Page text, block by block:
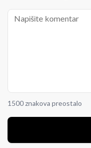
1500 znakova preostalo